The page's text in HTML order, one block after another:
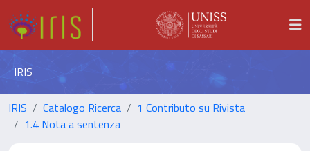
IRIS
IRIS Catalogo Ricerca
1 Contributo su Rivista
1.4 Nota a sentenza